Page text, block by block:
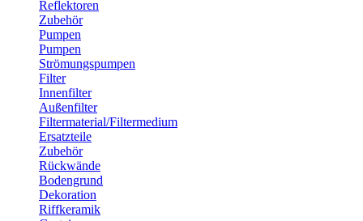
Reflektoren
Zubehör
Pumpen
Pumpen
Strömungspumpen
Filter
Innenfilter
Außenfilter
Filtermaterial/Filtermedium
Ersatzteile
Zubehör
Rückwände
Bodengrund
Dekoration
Riffkeramik